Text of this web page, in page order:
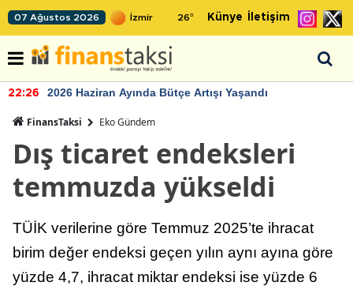
07 Ağustos 2026 26° Künye İletişim
22:26 2026 Haziran Ayında Bütçe Artışı Yaşandı
FinansTaksi Eko Gündem
Dış ticaret endeksleri
temmuzda yükseldi
TÜİK verilerine göre Temmuz 2025’te ihracat
birim değer endeksi geçen yılın aynı ayına göre
yüzde 4,7, ihracat miktar endeksi ise yüzde 6